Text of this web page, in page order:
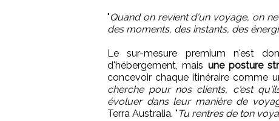
"Quand on revient d'un voyage, on
des moments, des instants, des
Le sur-mesure premium n'est
d'hébergement, mais une posture
concevoir chaque itinéraire comme
cherche pour nos clients, c'est
évoluer dans leur manière de
Terra Australia. " Tu rentres de ton